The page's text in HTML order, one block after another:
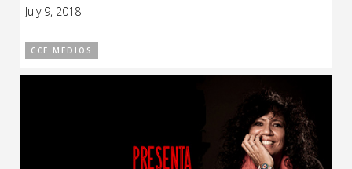
July 9, 2018
CCE MEDIOS